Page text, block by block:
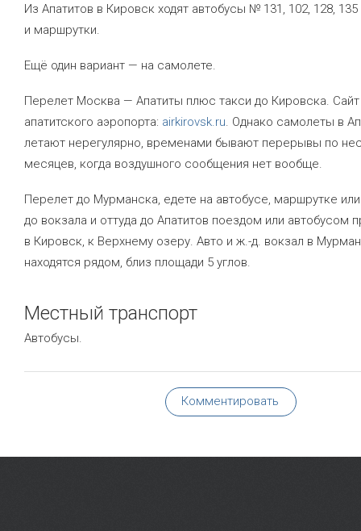
Из Апатитов в Кировск ходят автобусы № 131, 102, 128, 135
и маршрутки.
Ещё один вариант — на самолете.
Перелет Москва — Апатиты плюс такси до Кировска. Сайт
апатитского аэропорта: airkirovsk.ru. Однако самолеты в
летают нерегулярно, временами бывают перерывы по
месяцев, когда воздушного сообщения нет вообще.
Перелет до Мурманска, едете на автобусе, маршрутке
до вокзала и оттуда до Апатитов поездом или автобусом
в Кировск, к Верхнему озеру. Авто и ж.-д. вокзал в
находятся рядом, близ площади 5 углов.
Местный транспорт
Автобусы.
Комментировать